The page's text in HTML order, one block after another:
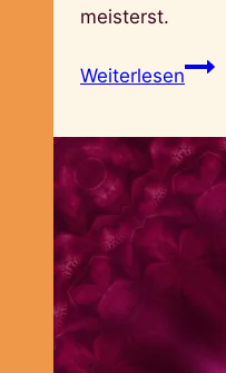
meisterst.
WeiterlesenErfolg